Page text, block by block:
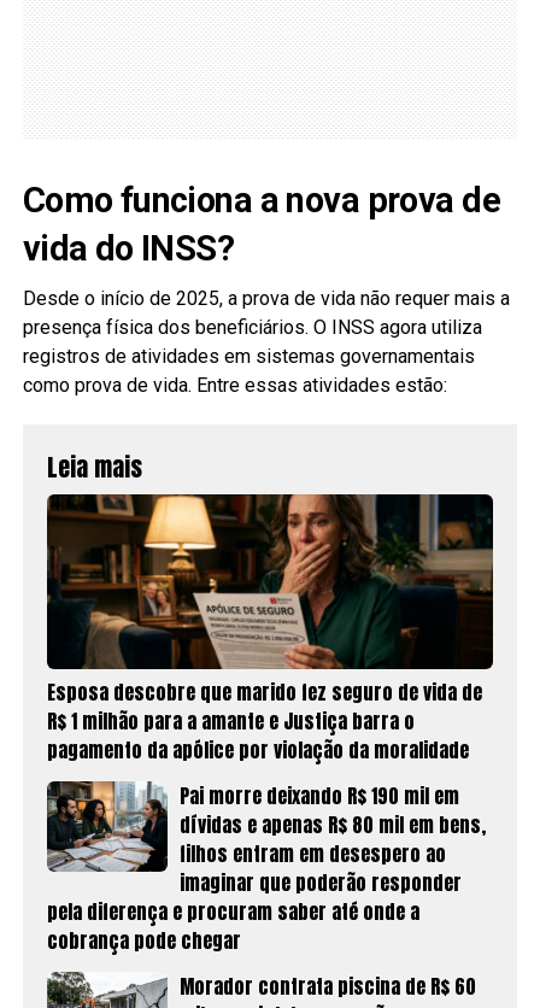
Como funciona a nova prova de
vida do INSS?
Desde o início de 2025, a prova de vida não requer mais a
presença física dos beneficiários. O INSS agora utiliza
registros de atividades em sistemas governamentais
como prova de vida. Entre essas atividades estão:
Leia mais
Esposa descobre que marido fez seguro de vida de
R$ 1 milhão para a amante e Justiça barra o
pagamento da apólice por violação da moralidade
Pai morre deixando R$ 190 mil em
dívidas e apenas R$ 80 mil em bens,
filhos entram em desespero ao
imaginar que poderão responder
pela diferença e procuram saber até onde a
cobrança pode chegar
Morador contrata piscina de R$ 60